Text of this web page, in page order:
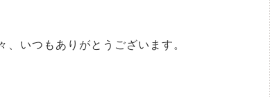
いつもありがとうございます。